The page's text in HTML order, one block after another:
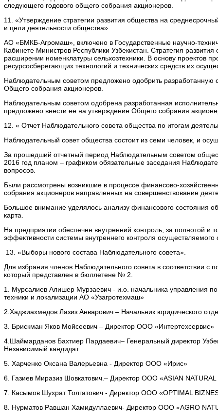
следующего годового общего собрания акционеров.
11. «Утверждение стратегии развития общества на
и цели деятельности общества».
АО «БМКБ-Агромаш», включено в Государственные научно-
Кабинете Министров Республики Узбекистан. Стратегия
расширении номенклатуры сельхозтехники. В основу проектов
ресурсосберегающих технологий и технических средств их
Наблюдательным советом предложено одобрить разработанную
Общего собрания акционеров.
Наблюдательным советом одобрена разработанная
предложено внести ее на утверждение Общего собрания
12. « Отчет Наблюдательного совета общества по итогам
Наблюдательный совет общества состоит из семи человек, и
За прошедший отчетный период Наблюдательным советом
2016 год планом – графиком обязательные заседания
вопросов.
Были рассмотрены возникшие в процессе финансово-
собрания акционеров направленных на совершенствование
Большое внимание уделялось анализу финансового состояния
карта.
На предприятии обеспечен внутренний контроль, за полнотой
эффективности системы внутреннего контроля осуществляемого
13. «Выборы нового состава Наблюдательного совета».
Для избрания членов Наблюдательного совета в соответствии
который представлен в бюллетене № 2.
1. Мурсалиев Алишер Мурзаевич - и.о. начальника управления
техники и локализации АО «Узагротехмаш»
2.Хаджиахмедов Лазиз Анварович – Начальник юридического
3. Брискман Яков Мойсеевич – Директор ООО «Интертехсервис»
4.Шаймарданов Бахтиер Пардаевич– Генеральный директор
Независимый кандидат.
5. Харченко Оксана Валерьевна - Директор ООО «Ирис»
6. Газиев Миразиз Шовкатович.– Директор ООО «ASIAN NATURAL
7. Касымов Шухрат Толгатович - Директор ООО «OPTIMAL
8. Нурматов Равшан Хамидуллаевич- Директор ООО «AGRO